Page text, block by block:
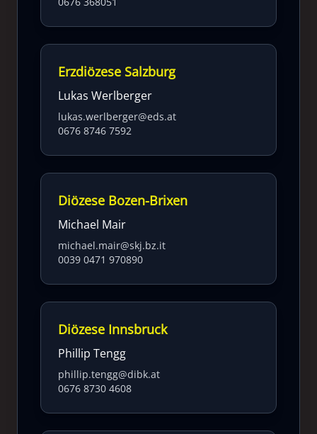
Erzdiözese Salzburg
Lukas Werlberger
lukas.werlberger@eds.at
0676 8746 7592
Diözese Bozen-Brixen
Michael Mair
michael.mair@skj.bz.it
0039 0471 970890
Diözese Innsbruck
Phillip Tengg
phillip.tengg@dibk.at
0676 8730 4608